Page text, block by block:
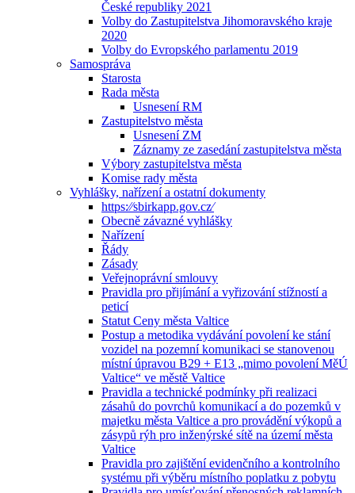
České republiky 2021
Volby do Zastupitelstva Jihomoravského kraje
2020
Volby do Evropského parlamentu 2019
Samospráva
Starosta
Rada města
Usnesení RM
Zastupitelstvo města
Usnesení ZM
Záznamy ze zasedání zastupitelstva města
Výbory zastupitelstva města
Komise rady města
Vyhlášky, nařízení a ostatní dokumenty
https:⁄⁄sbirkapp.gov.cz⁄
Obecně závazné vyhlášky
Nařízení
Řády
Zásady
Veřejnoprávní smlouvy
Pravidla pro přijímání a vyřizování stížností a
peticí
Statut Ceny města Valtice
Postup a metodika vydávání povolení ke stání
vozidel na pozemní komunikaci se stanovenou
místní úpravou B29 + E13 „mimo povolení MěÚ
Valtice“ ve městě Valtice
Pravidla a technické podmínky při realizaci
zásahů do povrchů komunikací a do pozemků v
majetku města Valtice a pro provádění výkopů a
zásypů rýh pro inženýrské sítě na území města
Valtice
Pravidla pro zajištění evidenčního a kontrolního
systému při výběru místního poplatku z pobytu